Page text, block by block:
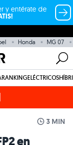
y entérate de
Honda MG 07
RANKINGELÉCTRICOS
3 MIN
en